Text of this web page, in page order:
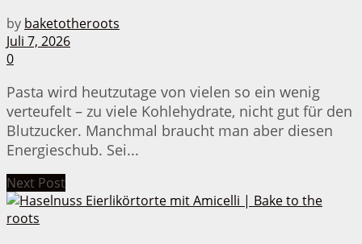
by baketotheroots
Juli 7, 2026
0
Pasta wird heutzutage von vielen so ein wenig
verteufelt – zu viele Kohlehydrate, nicht gut für den
Blutzucker. Manchmal braucht man aber diesen
Energieschub. Sei...
Next Post